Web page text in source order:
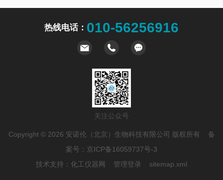
热线电话： 010-56256916
关注公众号
Copyright © 2026 安诺伦（北京）生物科技有限公司 版权所有 备
案号： 京ICP备16059737号-3
技术支持： 化工仪器网 管理登录 sitemap.xml